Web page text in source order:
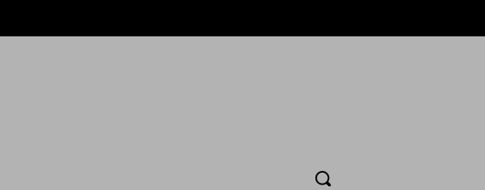
Cerca